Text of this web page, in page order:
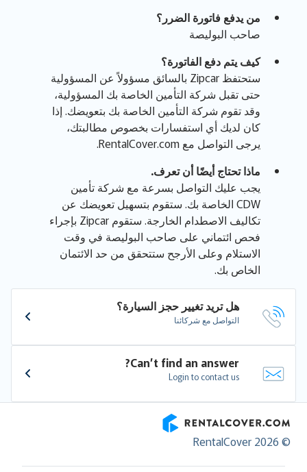
من يدفع فاتورة الضرر؟
صاحب البوليصة
كيف يتم دفع الفاتورة؟
ستحتفظ Zipcar بالسائق مسؤولاً عن المسؤولية
حتى تقبل شركة التأمين الخاصة بك المسؤولية،
وقد تقوم شركة التأمين الخاصة بك بتعويضك. إذا
كان لديك أي استفسارات بخصوص مطالبتك،
يرجى التواصل مع RentalCover.com.
ماذا تحتاج أيضًا أن تعرف.
يجب عليك التواصل بسرعة مع شركة تأمين
CDW الخاصة بك. ستقوم بتسهيل تعويضك عن
تكاليف الاصطدام الخارجة. ستقوم Zipcar بإجراء
فحص ائتماني على صاحب البوليصة في وقت
الاستلام وعلى الأرجح ستتحقق من حد الائتمان
الخاص بك.
هل تريد تغيير حجز السيارة؟
التواصل مع شركائنا
Can’t find an answer?
Login to contact us
RentalCover
© RentalCover 2026